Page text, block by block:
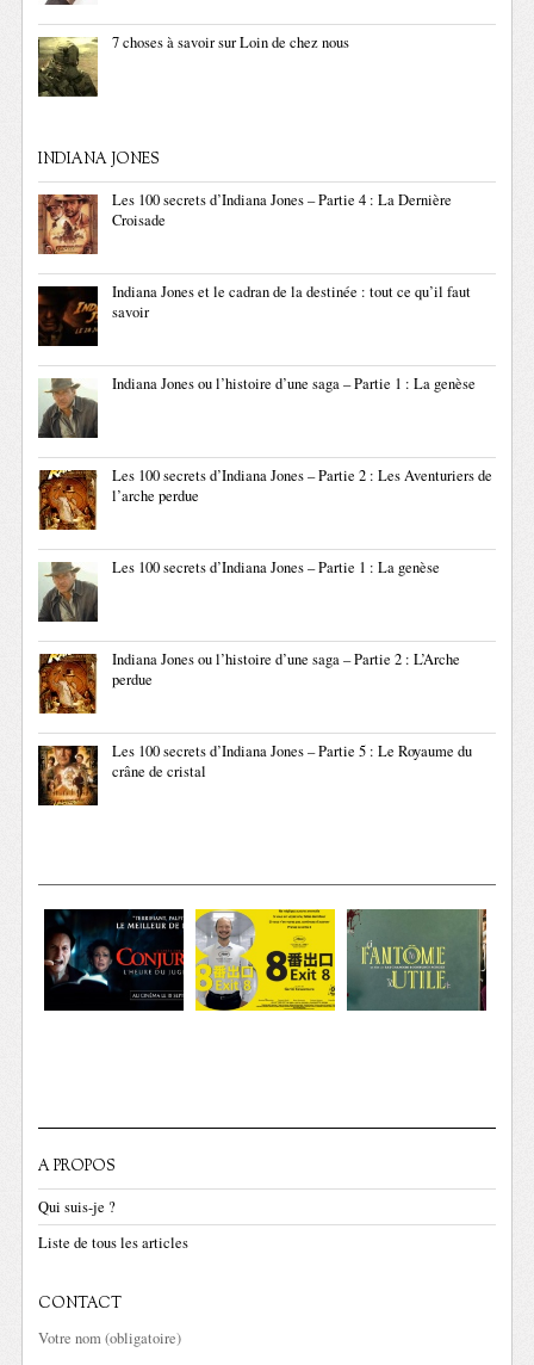
7 choses à savoir sur Loin de chez nous
INDIANA JONES
Les 100 secrets d’Indiana Jones – Partie 4 : La Dernière
Croisade
Indiana Jones et le cadran de la destinée : tout ce qu’il faut
savoir
Indiana Jones ou l’histoire d’une saga – Partie 1 : La genèse
Les 100 secrets d’Indiana Jones – Partie 2 : Les Aventuriers de
l’arche perdue
Les 100 secrets d’Indiana Jones – Partie 1 : La genèse
Indiana Jones ou l’histoire d’une saga – Partie 2 : L’Arche
perdue
Les 100 secrets d’Indiana Jones – Partie 5 : Le Royaume du
crâne de cristal
A PROPOS
Qui suis-je ?
Liste de tous les articles
CONTACT
Votre nom (obligatoire)